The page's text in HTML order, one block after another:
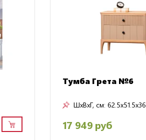
Тумба Грета №6
ШxВxГ, см: 62.5x51.5x36
17 949 руб